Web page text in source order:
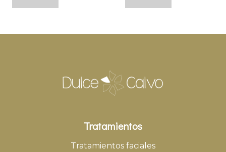
Tratamientos
Tratamientos faciales